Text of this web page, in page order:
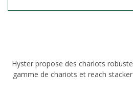
Hyster propose des chariots
gamme de chariots et reach